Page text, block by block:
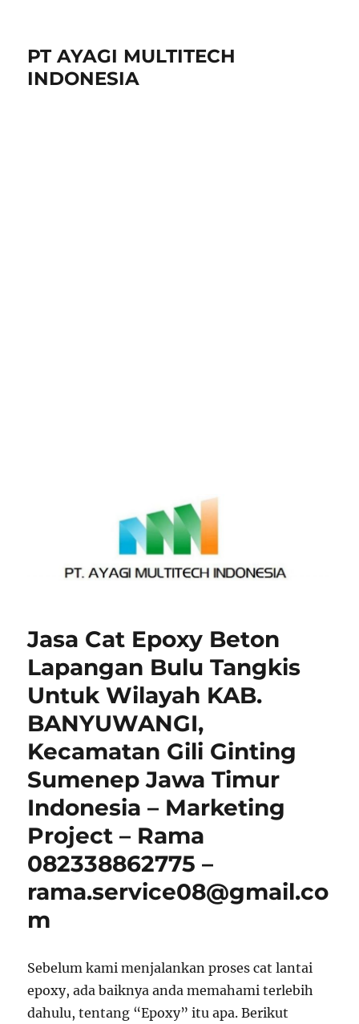
PT AYAGI MULTITECH
INDONESIA
Jasa Cat Epoxy Beton
Lapangan Bulu Tangkis
Untuk Wilayah KAB.
BANYUWANGI,
Kecamatan Gili Ginting
Sumenep Jawa Timur
Indonesia – Marketing
Project – Rama
082338862775 –
rama.service08@gmail.co
m
Sebelum kami menjalankan proses cat lantai
epoxy, ada baiknya anda memahami terlebih
dahulu, tentang “Epoxy” itu apa. Berikut